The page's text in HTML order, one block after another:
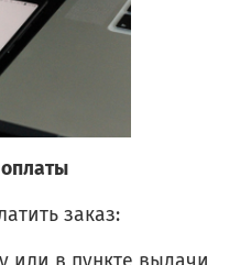
заказ: